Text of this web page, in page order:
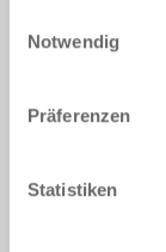
Notwendig
Präferenzen
Statistiken